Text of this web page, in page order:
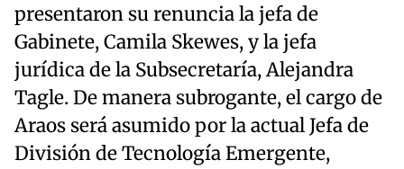
presentaron su renuncia la jefa de
Gabinete, Camila Skewes, y la jefa
jurídica de la Subsecretaría, Alejandra
Tagle. De manera subrogante, el cargo de
Araos será asumido por la actual Jefa de
División de Tecnología Emergente,